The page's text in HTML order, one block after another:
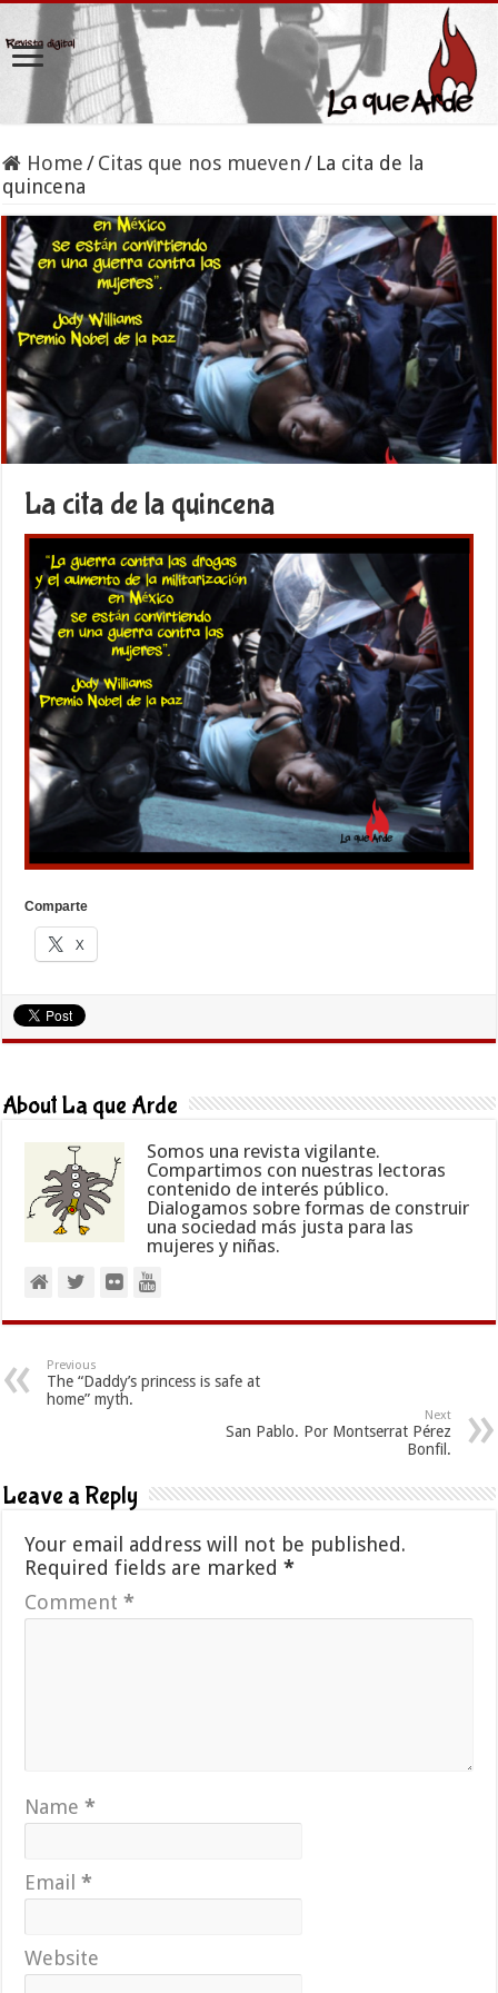
Home /Citas que nos mueven / La cita de la
quincena
La cita de la quincena
Comparte
X
About La que Arde
Somos una revista vigilante.
Compartimos con nuestras lectoras
contenido de interés público.
Dialogamos sobre formas de construir
una sociedad más justa para las
mujeres y niñas.
Previous
The “Daddy’s princess is safe at
home” myth.
Next
San Pablo. Por Montserrat Pérez
Bonfil.
Leave a Reply
Your email address will not be published.
Required fields are marked*
Comment*
Name*
Email*
Website